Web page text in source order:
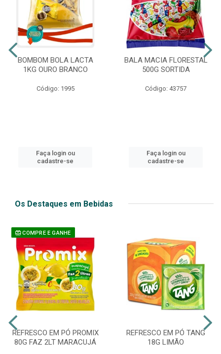
BOMBOM BOLA LACTA
1KG OURO BRANCO
Código: 1995
Faça login ou
cadastre-se
BALA MACIA FLORESTAL
500G SORTIDA
Código: 43757
Faça login ou
cadastre-se
Os Destaques em Bebidas
COMPRE E GANHE
REFRESCO EM PÓ PROMIX
80G FAZ 2LT MARACUJÁ
REFRESCO EM PÓ TANG
18G LIMÃO